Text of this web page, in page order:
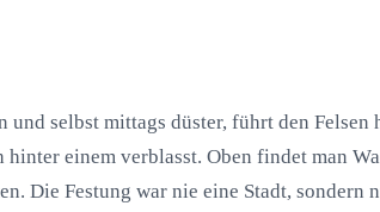
selbst mittags düster, führt den Felsen
einem verblasst. Oben findet man
Die Festung war nie eine Stadt,